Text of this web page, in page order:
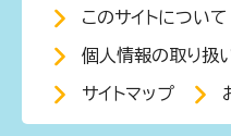
このサイトについて
個人情報の取り扱
サイトマップ